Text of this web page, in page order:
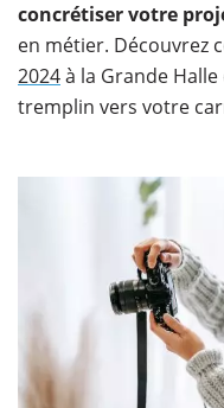
concrétiser votre
en métier. Découvrez
2024à la Grande
tremplin vers votre